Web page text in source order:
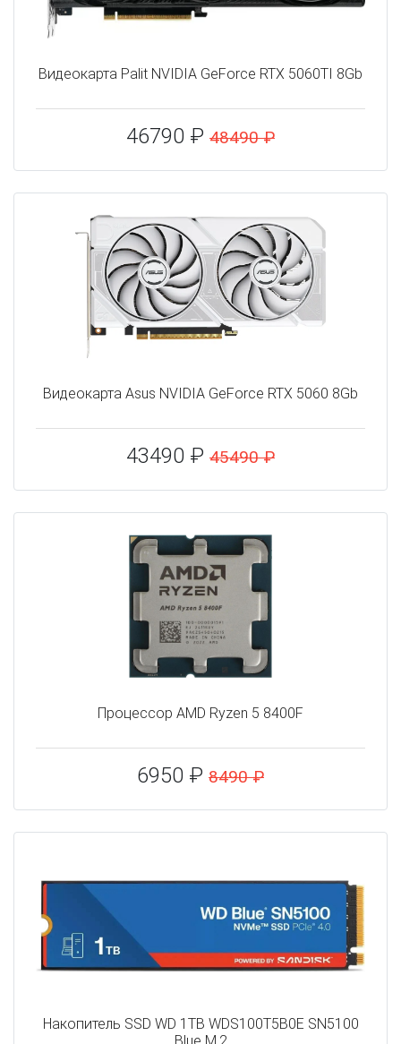
Видеокарта Palit NVIDIA GeForce RTX 5060TI 8Gb
46790 ₽ 48490 ₽
Видеокарта Asus NVIDIA GeForce RTX 5060 8Gb
43490 ₽ 45490 ₽
Процессор AMD Ryzen 5 8400F
6950 ₽ 8490 ₽
Накопитель SSD WD 1TB WDS100T5B0E SN5100